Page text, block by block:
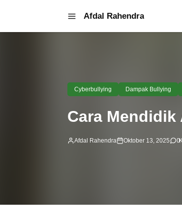
Afdal Rahendra
Cyberbullying Dampak Bullying
Cara
Afdal Rahendra Oktober 13, 2025 0